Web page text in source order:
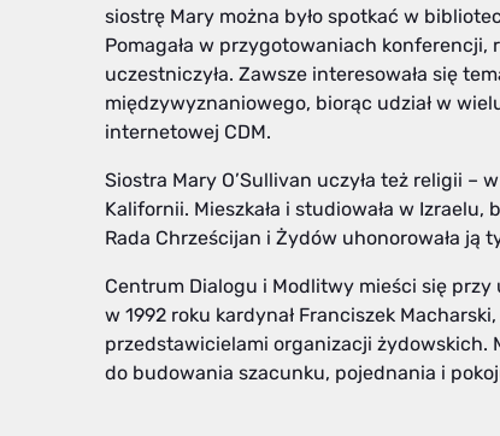
siostrę Mary można było spotkać w
Pomagała w przygotowaniach
uczestniczyła. Zawsze interesowała się
międzywyznaniowego, biorąc udział w
internetowej CDM.
Siostra Mary O’Sullivan uczyła też religii –
Kalifornii. Mieszkała i studiowała w
Rada Chrześcijan i Żydów uhonorowała ją
Centrum Dialogu i Modlitwy mieści się przy
w 1992 roku kardynał Franciszek
przedstawicielami organizacji żydowskich.
do budowania szacunku, pojednania i